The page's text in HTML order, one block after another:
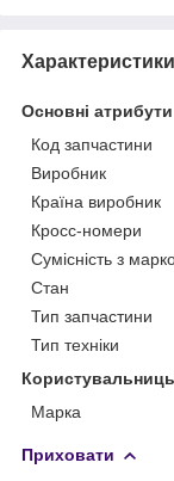
Характеристики
Основні атрибути
Код запчастини
Виробник
Країна виробник
Кросс-номери
Сумісність з
Стан
Тип запчастини
Тип техніки
Марка
Приховати